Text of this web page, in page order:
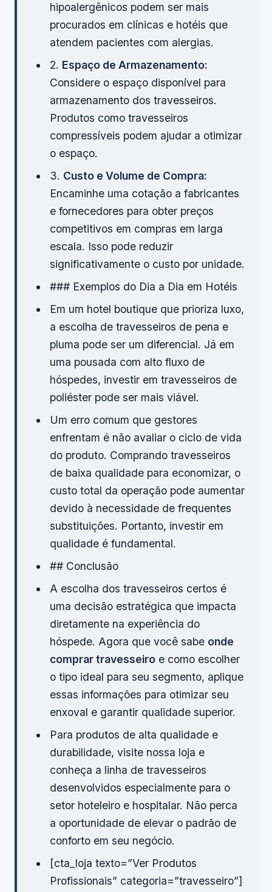
hipoalergênicos podem ser mais
procurados em clínicas e hotéis que
atendem pacientes com alergias.
2. Espaço de Armazenamento:
Considere o espaço disponível para
armazenamento dos travesseiros.
Produtos como travesseiros
compressíveis podem ajudar a otimizar
o espaço.
3. Custo e Volume de Compra:
Encaminhe uma cotação a fabricantes
e fornecedores para obter preços
competitivos em compras em larga
escala. Isso pode reduzir
significativamente o custo por unidade.
### Exemplos do Dia a Dia em Hotéis
Em um hotel boutique que prioriza luxo,
a escolha de travesseiros de pena e
pluma pode ser um diferencial. Já em
uma pousada com alto fluxo de
hóspedes, investir em travesseiros de
poliéster pode ser mais viável.
Um erro comum que gestores
enfrentam é não avaliar o ciclo de vida
do produto. Comprando travesseiros
de baixa qualidade para economizar, o
custo total da operação pode aumentar
devido à necessidade de frequentes
substituições. Portanto, investir em
qualidade é fundamental.
## Conclusão
A escolha dos travesseiros certos é
uma decisão estratégica que impacta
diretamente na experiência do
hóspede. Agora que você sabe onde
comprar travesseiro e como escolher
o tipo ideal para seu segmento, aplique
essas informações para otimizar seu
enxoval e garantir qualidade superior.
Para produtos de alta qualidade e
durabilidade, visite nossa loja e
conheça a linha de travesseiros
desenvolvidos especialmente para o
setor hoteleiro e hospitalar. Não perca
a oportunidade de elevar o padrão de
conforto em seu negócio.
[cta_loja texto=”Ver Produtos
Profissionais” categoria=”travesseiro”]